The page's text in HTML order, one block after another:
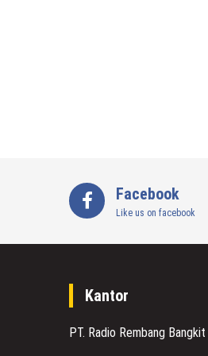
Facebook
Like us on facebook
Kantor
PT. Radio Rembang Bangkit